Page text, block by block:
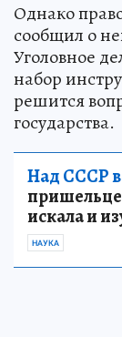
Однако
сообщил о
Уголовное
набор
решится
государства.
Над СССР
искала и
НАУКА